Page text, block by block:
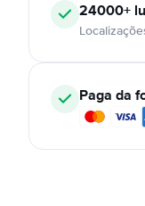
24000+
Paga da